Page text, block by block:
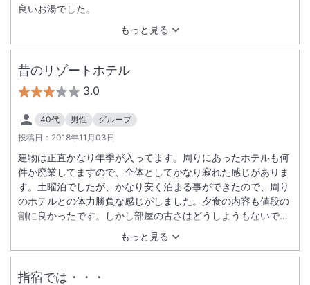
もっと見る
良いお湯でした。
昔のリゾートホテル
3.0
40代 男性
グループ
投稿日： 2018年11月03日
もっと見る
建物は正直かなり年季が入ってます。周りにあったホテルも何
件か廃業してますので、全体としてかなり寂れた感じがありま
す。土曜泊でしたが、かなり安く泊まる事ができたので、周り
のホテルとの体力勝負な感じがしました。夕食の内容も値段の
割に良かったです。しかし部屋の古さはどうしようもないで
す。一応改装はされてますが、海が目の前なので、余計に劣化
も激しいのでしょう。一番最悪だったのが、虫です。夜は気づ
きませんでしたが、朝起きるとどこから出てきたのか、体調１
ミリくらいの小さいクモみたいな虫が視界に入るだけで数十
指宿では・・・